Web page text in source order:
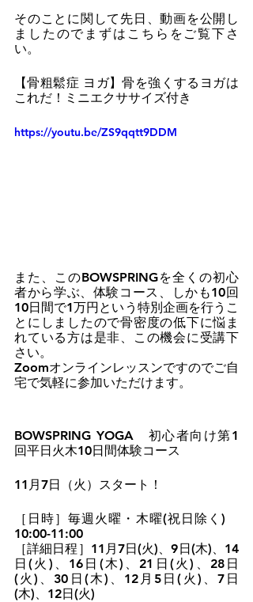
そのことに関して先日、動画を公開し
ましたのでまずはこちらをご覧下さ
い。
【骨粗鬆症 ヨガ】骨を強くするヨガは
これだ！ミニエクササイズ付き
https://youtu.be/ZS9qqtt9DDM
また、このBOWSPRINGを全くの初心
者から学ぶ、体験コース、しかも10回
10日間で1万円という特別企画を行うこ
とにしましたので骨密度の低下に悩ま
れている方は是非、この機会に受講下
さい。
Zoomオンラインレッスンですのでご自
宅で気軽に参加いただけます。
BOWSPRING YOGA　初心者向け第1
回平日火木10日間体験コース
11月7日（火）スタート！
［日時］毎週火曜・木曜(祝日除く)
10:00-11:00
［詳細日程］11月7日(火)、9日(木)、14
日(火)、16日(木)、21日(火)、28日
(火)、30日(木)、12月5日(火)、7日
(木)、12日(火)